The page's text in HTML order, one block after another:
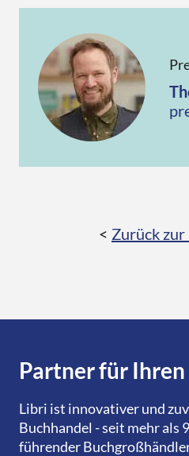
< Zurück
Partner für Ihren
Libri ist innovativer und
Buchhandel - seit mehr als
führender